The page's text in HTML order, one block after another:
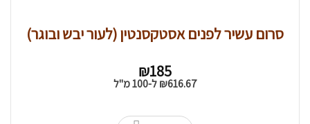
סרום עשיר לפנים אסטקסנטין (לעור יבש ובוגר)
₪185
₪616.67 ל-100 מ"ל